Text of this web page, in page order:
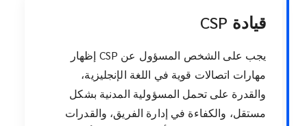
قيادة CSP
يجب على الشخص المسؤول عن CSP إظهار
مهارات اتصالات قوية في اللغة الإنجليزية،
والقدرة على تحمل المسؤولية المدنية بشكل
مستقل، والكفاءة في إدارة الفريق، والقدرات